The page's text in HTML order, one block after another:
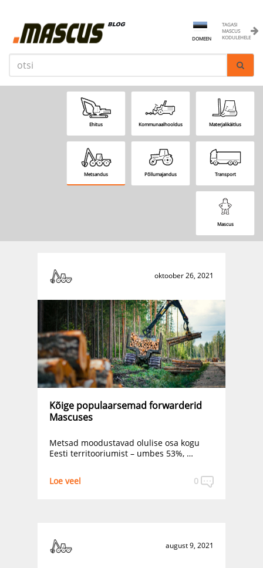
TAGASI
MASCUS
KODULEHELE
DOMEEN
Ehitus Kommunaalhooldus Materjalikäitlus
Metsandus Põllumajandus Transport
Mascus
oktoober 26, 2021
Kõige populaarsemad forwarderid
Mascuses
Metsad moodustavad olulise osa kogu
Eesti territooriumist – umbes 53%, …
0
Loe veel
august 9, 2021